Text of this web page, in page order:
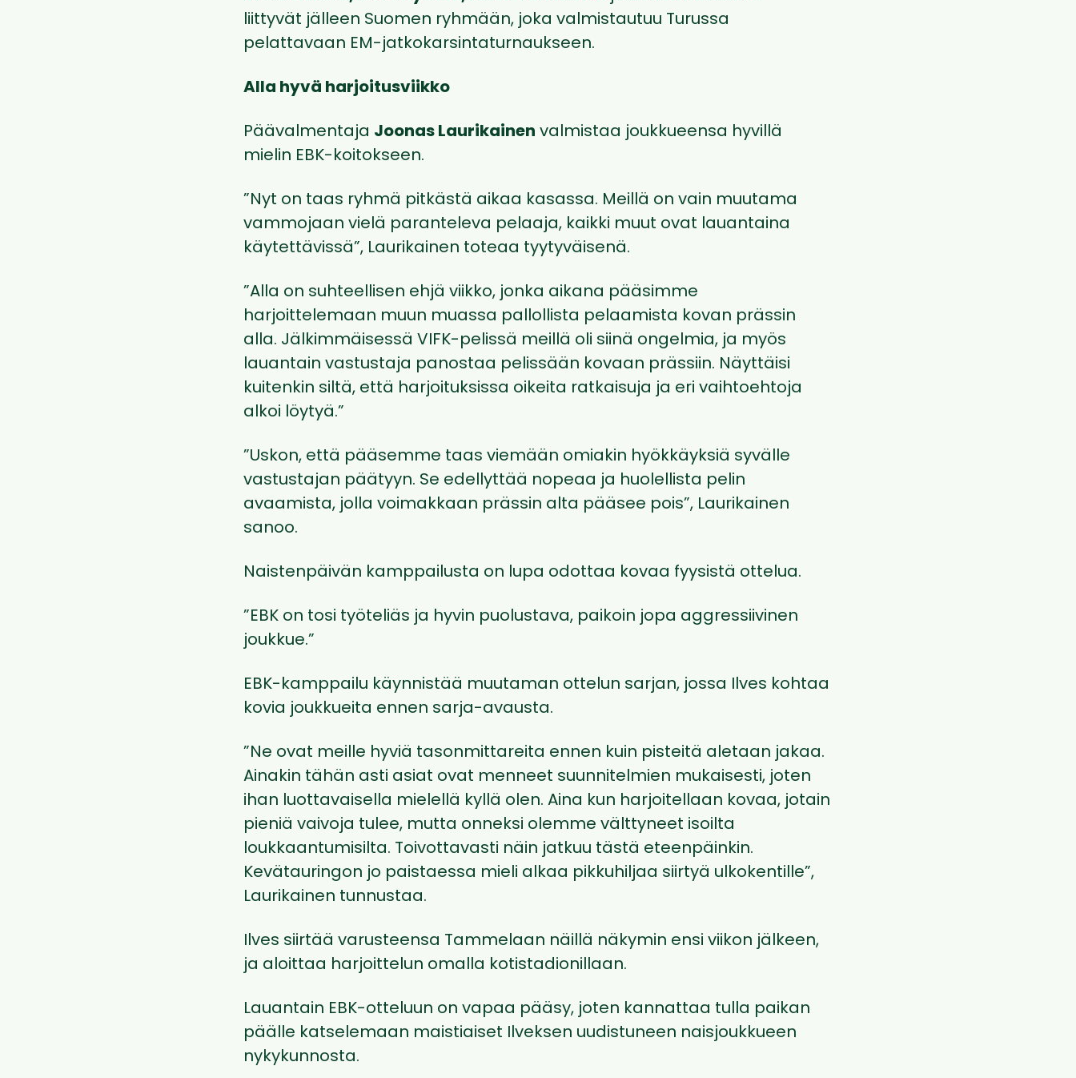
liittyvät jälleen Suomen ryhmään, joka valmistautuu Turussa
pelattavaan EM-jatkokarsintaturnaukseen.
Alla hyvä harjoitusviikko
Päävalmentaja Joonas Laurikainen valmistaa joukkueensa hyvillä
mielin EBK-koitokseen.
”Nyt on taas ryhmä pitkästä aikaa kasassa. Meillä on vain muutama
vammojaan vielä paranteleva pelaaja, kaikki muut ovat lauantaina
käytettävissä”, Laurikainen toteaa tyytyväisenä.
”Alla on suhteellisen ehjä viikko, jonka aikana pääsimme
harjoittelemaan muun muassa pallollista pelaamista kovan prässin
alla. Jälkimmäisessä VIFK-pelissä meillä oli siinä ongelmia, ja myös
lauantain vastustaja panostaa pelissään kovaan prässiin. Näyttäisi
kuitenkin siltä, että harjoituksissa oikeita ratkaisuja ja eri vaihtoehtoja
alkoi löytyä.”
”Uskon, että pääsemme taas viemään omiakin hyökkäyksiä syvälle
vastustajan päätyyn. Se edellyttää nopeaa ja huolellista pelin
avaamista, jolla voimakkaan prässin alta pääsee pois”, Laurikainen
sanoo.
Naistenpäivän kamppailusta on lupa odottaa kovaa fyysistä ottelua.
”EBK on tosi työteliäs ja hyvin puolustava, paikoin jopa aggressiivinen
joukkue.”
EBK-kamppailu käynnistää muutaman ottelun sarjan, jossa Ilves kohtaa
kovia joukkueita ennen sarja-avausta.
”Ne ovat meille hyviä tasonmittareita ennen kuin pisteitä aletaan jakaa.
Ainakin tähän asti asiat ovat menneet suunnitelmien mukaisesti, joten
ihan luottavaisella mielellä kyllä olen. Aina kun harjoitellaan kovaa, jotain
pieniä vaivoja tulee, mutta onneksi olemme välttyneet isoilta
loukkaantumisilta. Toivottavasti näin jatkuu tästä eteenpäinkin.
Kevätauringon jo paistaessa mieli alkaa pikkuhiljaa siirtyä ulkokentille”,
Laurikainen tunnustaa.
Ilves siirtää varusteensa Tammelaan näillä näkymin ensi viikon jälkeen,
ja aloittaa harjoittelun omalla kotistadionillaan.
Lauantain EBK-otteluun on vapaa pääsy, joten kannattaa tulla paikan
päälle katselemaan maistiaiset Ilveksen uudistuneen naisjoukkueen
nykykunnosta.